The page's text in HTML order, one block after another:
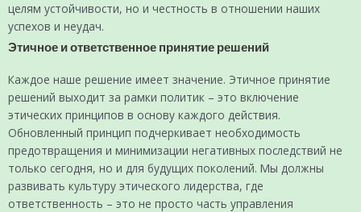
целям устойчивости, но и честность в отношении наших
успехов и неудач.
Этичное и ответственное принятие решений
Каждое наше решение имеет значение. Этичное принятие
решений выходит за рамки политик – это включение
этических принципов в основу каждого действия.
Обновленный принцип подчеркивает необходимость
предотвращения и минимизации негативных последствий не
только сегодня, но и для будущих поколений. Мы должны
развивать культуру этического лидерства, где
ответственность – это не просто часть управления